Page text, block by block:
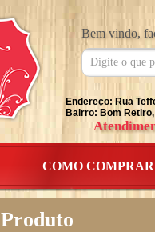
COMO COMPRAR
Bem vindo,
Endereço: Rua
Bairro: Bom
Produto